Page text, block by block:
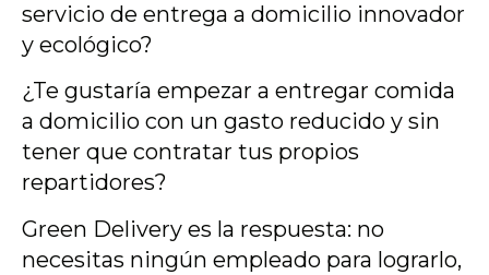
servicio de entrega a domicilio innovador
y ecológico?
¿Te gustaría empezar a entregar comida
a domicilio con un gasto reducido y sin
tener que contratar tus propios
repartidores?
Green Delivery es la respuesta: no
necesitas ningún empleado para lograrlo,